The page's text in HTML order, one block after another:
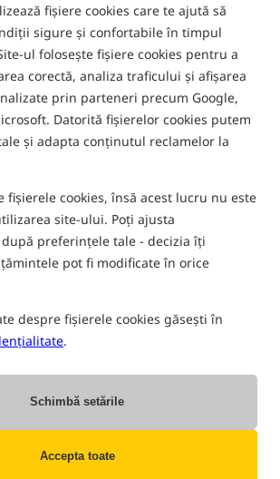
fișiere cookies care te ajută să
sigure și confortabile în timpul
ul folosește fișiere cookies pentru a
corectă, analiza traficului și afișarea
prin parteneri precum Google,
Datorită fișierelor cookies putem
și adapta conținutul reclamelor la
fișierele cookies, însă acest lucru nu este
site-ului. Poți ajusta
preferințele tale - decizia îți
pot fi modificate în orice
despre fișierele cookies găsești în
.
Schimbă setările
Accepta toate
Îmbrăcăminte pentru pescuit Îmbrăcăminte de
din depozitul nostru
FILTRU
DE PESCUIT
Boots
Cel mai vândut!
Hydrotech Clogs
112,30